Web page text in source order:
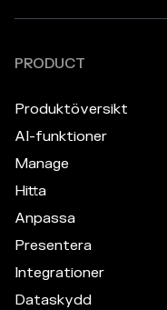
PRODUCT
Produktöversikt
AI-funktioner
Manage
Hitta
Anpassa
Presentera
Integrationer
Dataskydd